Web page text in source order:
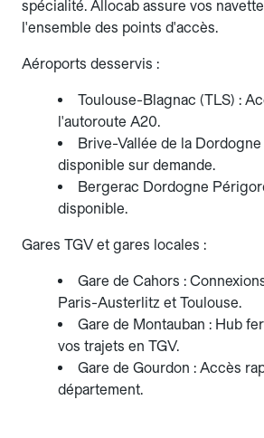
spécialité. Allocab assure vos
l'ensemble des points d'accès.
Aéroports desservis :
Toulouse-Blagnac (TLS) :
l'autoroute A20.
Brive-Vallée de la
disponible sur demande.
Bergerac Dordogne
disponible.
Gares TGV et gares locales :
Gare de Cahors :
Paris-Austerlitz et Toulouse.
Gare de Montauban : Hub
vos trajets en TGV.
Gare de Gourdon : Accès
département.